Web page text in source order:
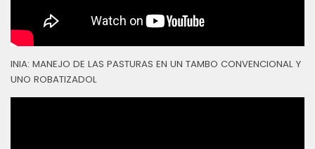
INIA: MANEJO DE LAS PASTURAS EN UN TAMBO CONVENCIONAL Y
UNO ROBATIZADOL